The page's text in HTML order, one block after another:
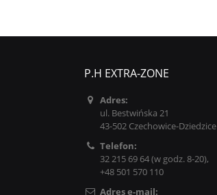
P.H EXTRA-ZONE
Adres:
ul. Bestwińska 21
43-502 Czechowice-Dziedzice
Telefon:
32 215 69 64 (w godz. 8-20),
+48 501 570 110
Adres e-mail: